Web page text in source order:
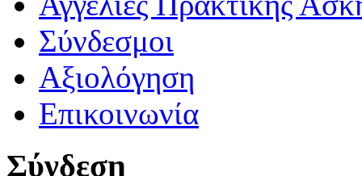
Σύνδεσμοι
Αξιολόγηση
Επικοινωνία
Σύνδεση